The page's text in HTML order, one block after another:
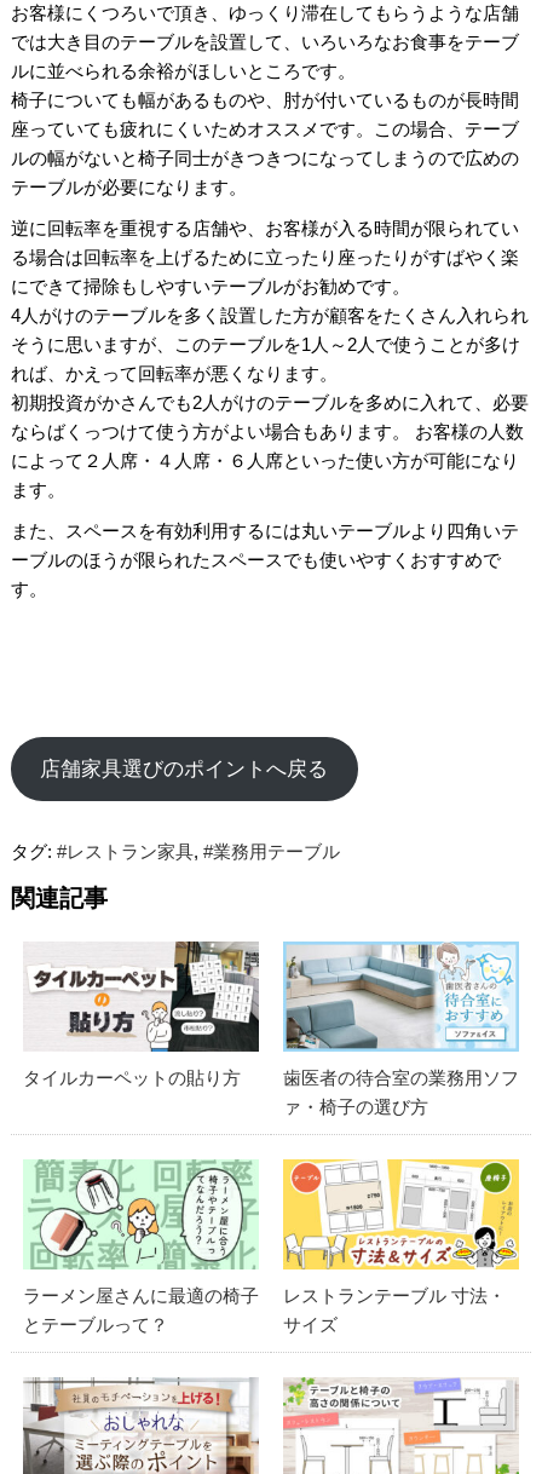
お客様にくつろいで頂き、ゆっくり滞在してもらうような店舗
では大き目のテーブルを設置して、いろいろなお食事をテーブ
ルに並べられる余裕がほしいところです。
椅子についても幅があるものや、肘が付いているものが長時間
座っていても疲れにくいためオススメです。この場合、テーブ
ルの幅がないと椅子同士がきつきつになってしまうので広めの
テーブルが必要になります。
逆に回転率を重視する店舗や、お客様が入る時間が限られてい
る場合は回転率を上げるために立ったり座ったりがすばやく楽
にできて掃除もしやすいテーブルがお勧めです。
4人がけのテーブルを多く設置した方が顧客をたくさん入れられ
そうに思いますが、このテーブルを1人～2人で使うことが多け
れば、かえって回転率が悪くなります。
初期投資がかさんでも2人がけのテーブルを多めに入れて、必要
ならばくっつけて使う方がよい場合もあります。 お客様の人数
によって２人席・４人席・６人席といった使い方が可能になり
ます。
また、スペースを有効利用するには丸いテーブルより四角いテ
ーブルのほうが限られたスペースでも使いやすくおすすめで
す。
店舗家具選びのポイントへ戻る
タグ: #レストラン家具, #業務用テーブル
関連記事
タイルカーペットの貼り方
歯医者の待合室の業務用ソフ
ァ・椅子の選び方
ラーメン屋さんに最適の椅子
とテーブルって？
レストランテーブル 寸法・
サイズ